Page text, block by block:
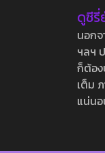
ดูซีรี่
นอก
ฯลฯ
ก็ต้อ
เต็ม
แน่น